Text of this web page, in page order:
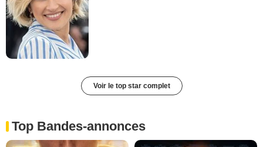
Voir le top star complet
Top Bandes-annonces